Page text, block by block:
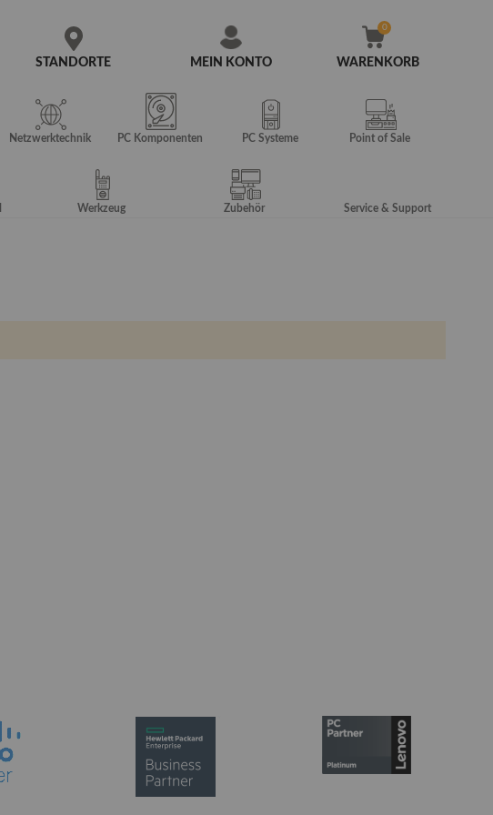
MEIN KONTO
STANDORTE WARENKORB
Netzwerktechnik PC Komponenten PC Systeme Point of Sale
Werkzeug Zubehör Service & Support